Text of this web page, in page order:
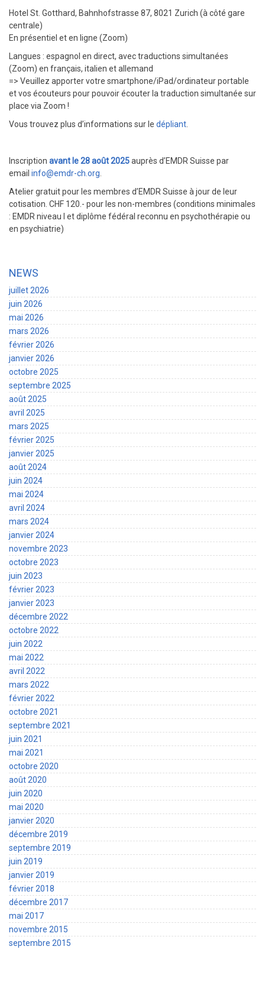
Hotel St. Gotthard, Bahnhofstrasse 87, 8021 Zurich (à côté gare
centrale)
En présentiel et en ligne (Zoom)
Langues : espagnol en direct, avec traductions simultanées
(Zoom) en français, italien et allemand
=> Veuillez apporter votre smartphone/iPad/ordinateur portable
et vos écouteurs pour pouvoir écouter la traduction simultanée sur
place via Zoom !
Vous trouvez plus d’informations sur le dépliant
Inscription avant le 28 août 2025auprès d’EMDR Suisse par
email info@emdr-ch.org
Atelier gratuit pour les membres d’EMDR Suisse à jour de leur
cotisation. CHF 120.- pour les non-membres (conditions minimales
: EMDR niveau I et diplôme fédéral reconnu en psychothérapie ou
en psychiatrie)
NEWS
juillet 2026
juin 2026
mai 2026
mars 2026
février 2026
janvier 2026
octobre 2025
septembre 2025
août 2025
avril 2025
mars 2025
février 2025
janvier 2025
août 2024
juin 2024
mai 2024
avril 2024
mars 2024
janvier 2024
novembre 2023
octobre 2023
juin 2023
février 2023
janvier 2023
décembre 2022
octobre 2022
juin 2022
mai 2022
avril 2022
mars 2022
février 2022
octobre 2021
septembre 2021
juin 2021
mai 2021
octobre 2020
août 2020
juin 2020
mai 2020
janvier 2020
décembre 2019
septembre 2019
juin 2019
janvier 2019
février 2018
décembre 2017
mai 2017
novembre 2015
septembre 2015